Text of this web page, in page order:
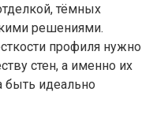
тёмных
решениями.
профиля нужно
стен, а именно их
быть идеально